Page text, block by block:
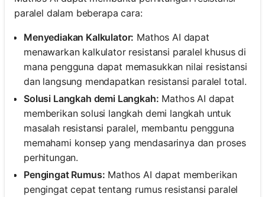
Ada
paralel dalam beberapa cara:
Menyediakan Kalkulator: Mathos AI dapat
menawarkan kalkulator resistansi paralel khusus di
mana pengguna dapat memasukkan nilai resistansi
dan langsung mendapatkan resistansi paralel total.
Solusi Langkah demi Langkah: Mathos AI dapat
memberikan solusi langkah demi langkah untuk
masalah resistansi paralel, membantu pengguna
memahami konsep yang mendasarinya dan proses
perhitungan.
Pengingat Rumus: Mathos AI dapat memberikan
pengingat cepat tentang rumus resistansi paralel